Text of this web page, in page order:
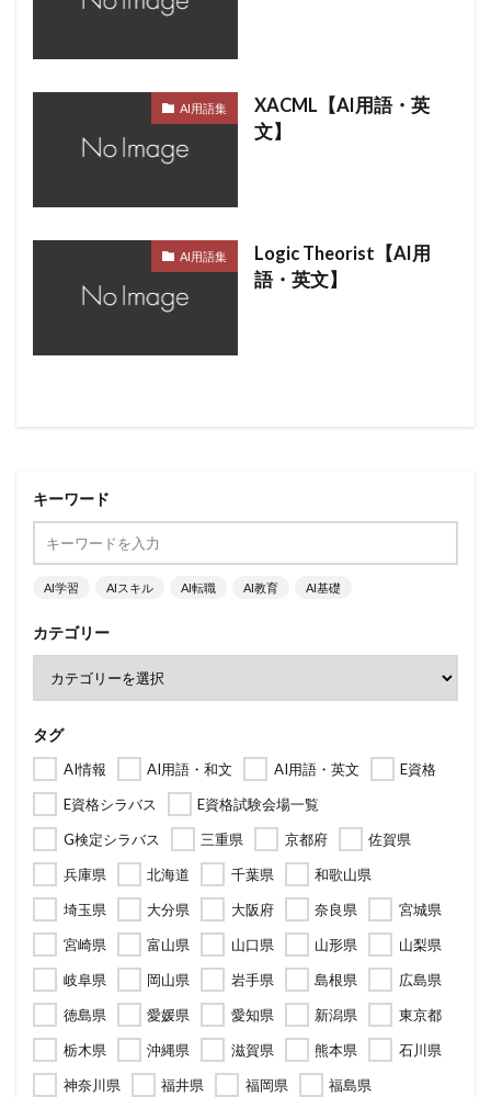
AI用語集
XACML【AI用語・英
文】
AI用語集
Logic Theorist【AI用
語・英文】
キーワード
AI学習 AIスキル AI転職 AI教育 AI基礎
カテゴリー
タグ
AI情報 AI用語・和文 AI用語・英文
E資格
E資格シラバス
E資格試験会場一覧
G検定シラバス
三重県 京都府
佐賀県
兵庫県
北海道 千葉県
和歌山県
埼玉県
大分県 大阪府 奈良県
宮城県
宮崎県
富山県 山口県 山形県
山梨県
岐阜県
岡山県 岩手県 島根県
広島県
徳島県
愛媛県 愛知県 新潟県
東京都
栃木県
沖縄県 滋賀県 熊本県
石川県
神奈川県
福井県 福岡県 福島県